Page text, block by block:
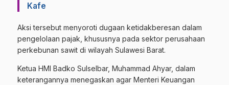
Kafe
Aksi tersebut menyoroti dugaan ketidakberesan dalam
pengelolaan pajak, khususnya pada sektor perusahaan
perkebunan sawit di wilayah Sulawesi Barat.
Ketua HMI Badko Sulselbar, Muhammad Ahyar, dalam
keterangannya menegaskan agar Menteri Keuangan